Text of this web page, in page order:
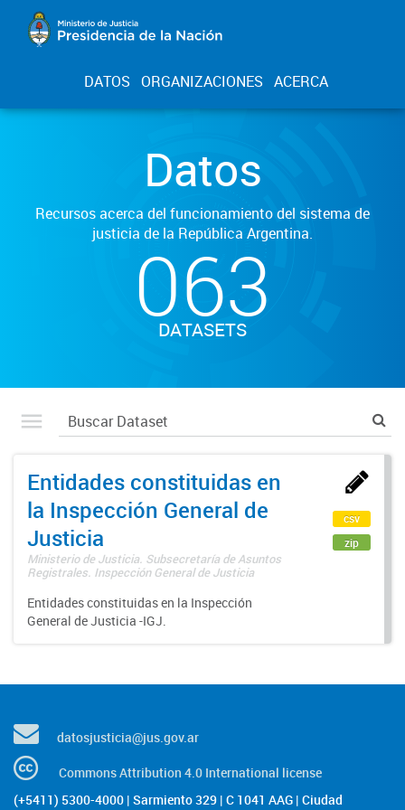
DATOS ORGANIZACIONES ACERCA
Datos
Recursos acerca del funcionamiento del sistema de
justicia de la República Argentina.
063
DATASETS
Entidades constituidas en
la Inspección General de
Justicia
Ministerio de Justicia. Subsecretaría de Asuntos
Registrales. Inspección General de Justicia
Entidades constituidas en la Inspección
General de Justicia -IGJ.
csv
zip
datosjusticia@jus.gov.ar
Commons Attribution 4.0 International license
(+5411) 5300-4000 | Sarmiento 329 | C 1041 AAG | Ciudad